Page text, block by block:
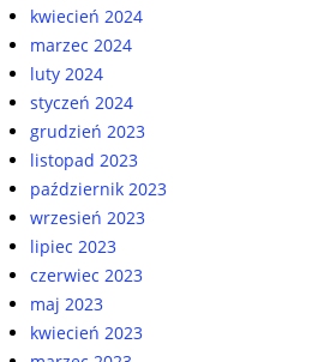
kwiecień 2024
marzec 2024
luty 2024
styczeń 2024
grudzień 2023
listopad 2023
październik 2023
wrzesień 2023
lipiec 2023
czerwiec 2023
maj 2023
kwiecień 2023